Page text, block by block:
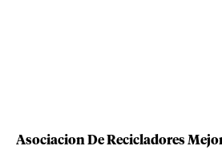
Asociacion De Recicladores